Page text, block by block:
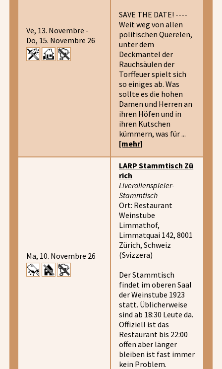
Ve, 13. Novembre -
Do, 15. Novembre 26
SAVE THE DATE! ----
Weit weg von allen
politischen Querelen,
unter dem
Deckmantel der
Rauchsäulen der
Torffeuer spielt sich
so einiges ab. Was
sollte es die hohen
Damen und Herren an
ihren Höfen und in
ihren Kutschen
kümmern, was für ...
[mehr]
Ma, 10. Novembre 26
LARP Stammtisch Zü
rich
Liverollenspieler-
Stammtisch
Ort: Restaurant
Weinstube
Limmathof,
Limmatquai 142, 8001
Zürich, Schweiz
(Svizzera)
Der Stammtisch
findet im oberen Saal
der Weinstube 1923
statt. Üblicherweise
sind ab 18:30 Leute da.
Offiziell ist das
Restaurant bis 22:00
offen aber länger
bleiben ist fast immer
kein Problem.